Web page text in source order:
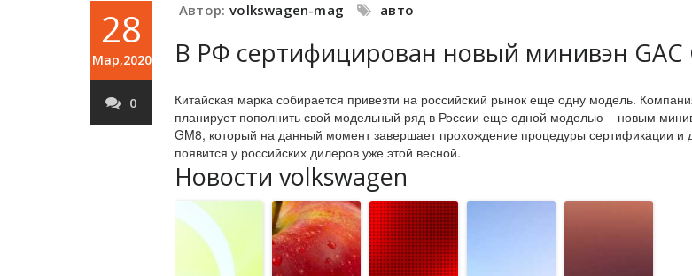
28
Мар,2020
0
Автор: volkswagen-mag авто
В РФ сертифицирован новый минивэн GAC
Китайская марка собирается привезти на российский рынок еще одну модель.
планирует пополнить свой модельный ряд в России еще одной моделью – новым
GM8, который на данный момент завершает прохождение процедуры сертификации и
появится у российских дилеров уже этой весной.
Новости volkswagen